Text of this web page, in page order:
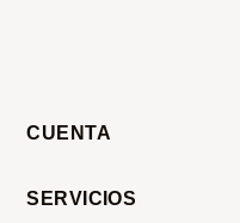
CUENTA
SERVICIOS